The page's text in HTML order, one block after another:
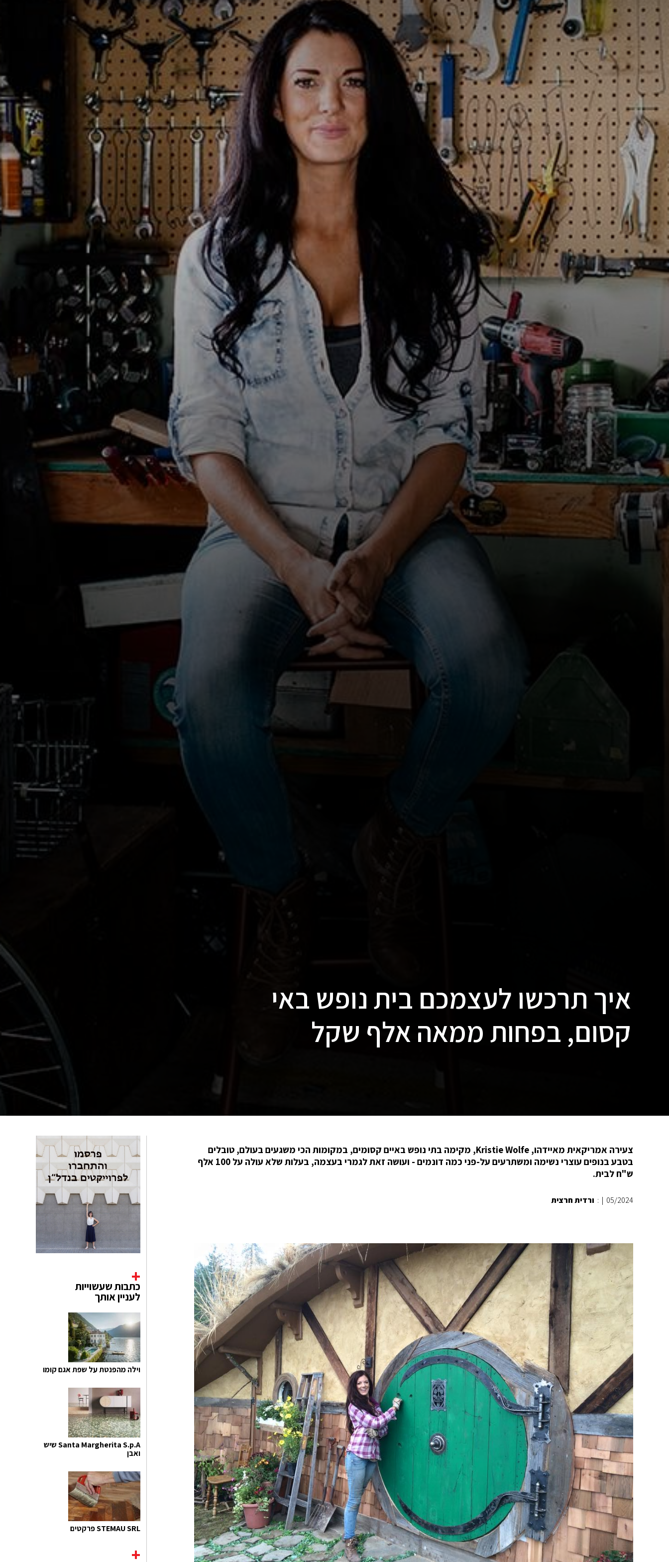
איך תרכשו לעצמכם בית נופש באי
קסום, בפחות ממאה אלף שקל
צעירה אמריקאית מאיידהו, Kristie Wolfe, מקימה בתי נופש באיים קסומים, במקומות הכי משגעים בעולם, טובלים
בטבע בנופים עוצרי נשימה ומשתרעים על-פני כמה דונמים - ועושה זאת לגמרי בעצמה, בעלות שלא עולה על 100 אלף
ש"ח לבית.
05/2024
|
: ורדית חרצית
כתבות שעשוייות
לעניין אותך
וילה מהפנטת על שפת אגם קומו
Santa Margherita S.p.A שיש
ואבן
STEMAU SRL פרקטים